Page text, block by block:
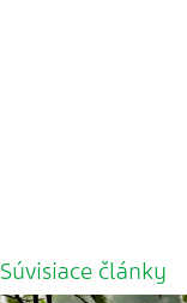
Súvisiace články